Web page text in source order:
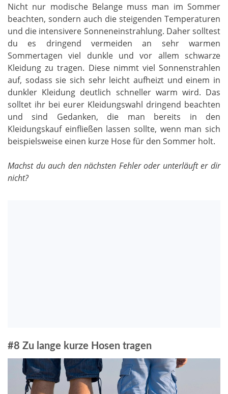
Nicht nur modische Belange muss man im Sommer
beachten, sondern auch die steigenden Temperaturen
und die intensivere Sonneneinstrahlung. Daher solltest
du es dringend vermeiden an sehr warmen
Sommertagen viel dunkle und vor allem schwarze
Kleidung zu tragen. Diese nimmt viel Sonnenstrahlen
auf, sodass sie sich sehr leicht aufheizt und einem in
dunkler Kleidung deutlich schneller warm wird. Das
solltet ihr bei eurer Kleidungswahl dringend beachten
und sind Gedanken, die man bereits in den
Kleidungskauf einfließen lassen sollte, wenn man sich
beispielsweise einen kurze Hose für den Sommer holt.
Machst du auch den nächsten Fehler oder unterläuft er dir
nicht?
#8 Zu lange kurze Hosen tragen